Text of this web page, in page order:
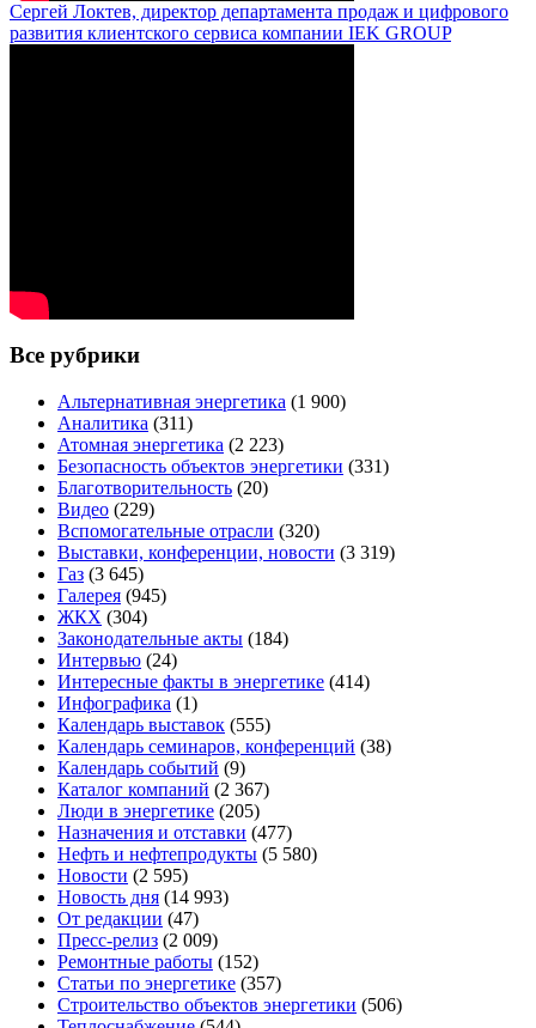
Сергей Локтев, директор департамента продаж и цифрового
развития клиентского сервиса компании IEK GROUP
Все рубрики
Альтернативная энергетика (1 900)
Аналитика (311)
Атомная энергетика (2 223)
Безопасность объектов энергетики (331)
Благотворительность (20)
Видео (229)
Вспомогательные отрасли (320)
Выставки, конференции, новости (3 319)
Газ (3 645)
Галерея (945)
ЖКХ (304)
Законодательные акты (184)
Интервью (24)
Интересные факты в энергетике (414)
Инфографика (1)
Календарь выставок (555)
Календарь семинаров, конференций (38)
Календарь событий (9)
Каталог компаний (2 367)
Люди в энергетике (205)
Назначения и отставки (477)
Нефть и нефтепродукты (5 580)
Новости (2 595)
Новость дня (14 993)
От редакции (47)
Пресс-релиз (2 009)
Ремонтные работы (152)
Статьи по энергетике (357)
Строительство объектов энергетики (506)